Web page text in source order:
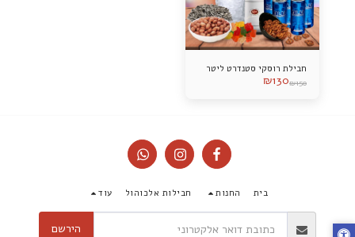
חבילת רוסקי סטנדרט ליטר
₪150
₪130
בית החנות חבילות אלכוהול עוד
הירשם